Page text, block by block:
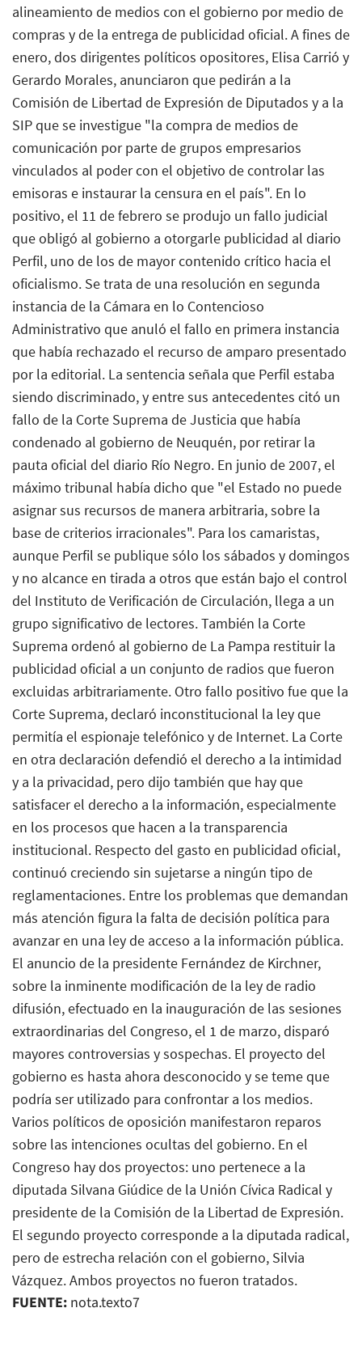
alineamiento de medios con el gobierno por medio de
compras y de la entrega de publicidad oficial. A fines de
enero, dos dirigentes políticos opositores, Elisa Carrió y
Gerardo Morales, anunciaron que pedirán a la
Comisión de Libertad de Expresión de Diputados y a la
SIP que se investigue "la compra de medios de
comunicación por parte de grupos empresarios
vinculados al poder con el objetivo de controlar las
emisoras e instaurar la censura en el país". En lo
positivo, el 11 de febrero se produjo un fallo judicial
que obligó al gobierno a otorgarle publicidad al diario
Perfil, uno de los de mayor contenido crítico hacia el
oficialismo. Se trata de una resolución en segunda
instancia de la Cámara en lo Contencioso
Administrativo que anuló el fallo en primera instancia
que había rechazado el recurso de amparo presentado
por la editorial. La sentencia señala que Perfil estaba
siendo discriminado, y entre sus antecedentes citó un
fallo de la Corte Suprema de Justicia que había
condenado al gobierno de Neuquén, por retirar la
pauta oficial del diario Río Negro. En junio de 2007, el
máximo tribunal había dicho que "el Estado no puede
asignar sus recursos de manera arbitraria, sobre la
base de criterios irracionales". Para los camaristas,
aunque Perfil se publique sólo los sábados y domingos
y no alcance en tirada a otros que están bajo el control
del Instituto de Verificación de Circulación, llega a un
grupo significativo de lectores. También la Corte
Suprema ordenó al gobierno de La Pampa restituir la
publicidad oficial a un conjunto de radios que fueron
excluidas arbitrariamente. Otro fallo positivo fue que la
Corte Suprema, declaró inconstitucional la ley que
permitía el espionaje telefónico y de Internet. La Corte
en otra declaración defendió el derecho a la intimidad
y a la privacidad, pero dijo también que hay que
satisfacer el derecho a la información, especialmente
en los procesos que hacen a la transparencia
institucional. Respecto del gasto en publicidad oficial,
continuó creciendo sin sujetarse a ningún tipo de
reglamentaciones. Entre los problemas que demandan
más atención figura la falta de decisión política para
avanzar en una ley de acceso a la información pública.
El anuncio de la presidente Fernández de Kirchner,
sobre la inminente modificación de la ley de radio
difusión, efectuado en la inauguración de las sesiones
extraordinarias del Congreso, el 1 de marzo, disparó
mayores controversias y sospechas. El proyecto del
gobierno es hasta ahora desconocido y se teme que
podría ser utilizado para confrontar a los medios.
Varios políticos de oposición manifestaron reparos
sobre las intenciones ocultas del gobierno. En el
Congreso hay dos proyectos: uno pertenece a la
diputada Silvana Giúdice de la Unión Cívica Radical y
presidente de la Comisión de la Libertad de Expresión.
El segundo proyecto corresponde a la diputada radical,
pero de estrecha relación con el gobierno, Silvia
Vázquez. Ambos proyectos no fueron tratados.
FUENTE: nota.texto7